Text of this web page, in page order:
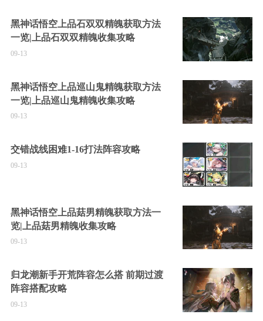
黑神话悟空上品石双双精魄获取方法
一览|上品石双双精魄收集攻略
09-13
黑神话悟空上品巡山鬼精魄获取方法
一览|上品巡山鬼精魄收集攻略
09-13
交错战线困难1-16打法阵容攻略
09-13
黑神话悟空上品菇男精魄获取方法一
览|上品菇男精魄收集攻略
09-13
归龙潮新手开荒阵容怎么搭 前期过渡
阵容搭配攻略
09-13